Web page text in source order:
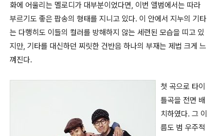
화에 어울리는 멜로디가 대부분이었다면, 이번 앨범에서는 따라
부르기도 좋은 팝송의 형태를 지니고 있다. 이 안에서 지누의 기타
는 다행히도 이들의 컬러를 방해하지 않는 세련된 모습을 띠고 있
지만, 기타를 대신하던 찌릿한 건반음 하나의 부재는 제법 크게 느
껴진다.
첫 곡으로 타이
틀곡을 전면 배
치하였다. 그 이
름도 범 우주적